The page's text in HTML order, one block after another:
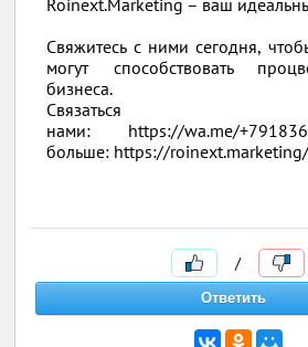
Roinext.Marketing – ваш
Свяжитесь с ними сегодня,
могут способствовать
бизнеса.
нами: https://wa.me/
больше: https://roinext.marketing/
/